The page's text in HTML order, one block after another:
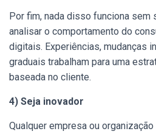
Por fim, nada disso funciona sem
analisar o comportamento do
digitais. Experiências, mudanças
graduais trabalham para uma
baseada no cliente.
4) Seja inovador
Qualquer empresa ou